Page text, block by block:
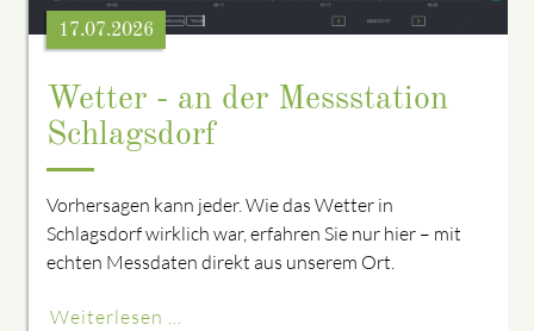
Wetter - an der Messstation
Schlagsdorf
17.07.2026
Vorhersagen kann jeder. Wie das Wetter in
Schlagsdorf wirklich war, erfahren Sie nur hier – mit
echten Messdaten direkt aus unserem Ort.
Weiterlesen …